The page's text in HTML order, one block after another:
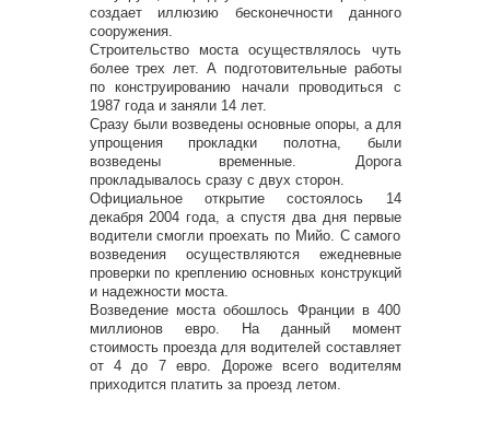
создает иллюзию бесконечности данного
сооружения.
Строительство моста осуществлялось чуть
более трех лет. А подготовительные работы
по конструированию начали проводиться с
1987 года и заняли 14 лет.
Сразу были возведены основные опоры, а для
упрощения прокладки полотна, были
возведены временные. Дорога
прокладывалось сразу с двух сторон.
Официальное открытие состоялось 14
декабря 2004 года, а спустя два дня первые
водители смогли проехать по Мийо. С самого
возведения осуществляются ежедневные
проверки по креплению основных конструкций
и надежности моста.
Возведение моста обошлось Франции в 400
миллионов евро. На данный момент
стоимость проезда для водителей составляет
от 4 до 7 евро. Дороже всего водителям
приходится платить за проезд летом.